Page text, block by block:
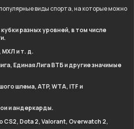
виды спорта, на которые можно
разных уровней, в том числе
МХЛ и т. д.
Единая Лига ВТБ и другие значимые
шлема, ATP, WTA, ITF и
и андеркарды.
CS2, Dota 2, Valorant, Overwatch 2,